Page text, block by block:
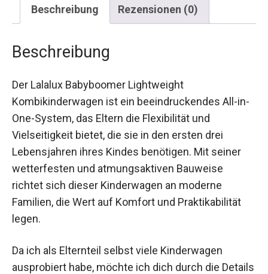
Beschreibung Rezensionen (0)
Beschreibung
Der Lalalux Babyboomer Lightweight
Kombikinderwagen ist ein beeindruckendes All-in-
One-System, das Eltern die Flexibilität und
Vielseitigkeit bietet, die sie in den ersten drei
Lebensjahren ihres Kindes benötigen. Mit seiner
wetterfesten und atmungsaktiven Bauweise
richtet sich dieser Kinderwagen an moderne
Familien, die Wert auf Komfort und Praktikabilität
legen.
Da ich als Elternteil selbst viele Kinderwagen
ausprobiert habe, möchte ich dich durch die Details